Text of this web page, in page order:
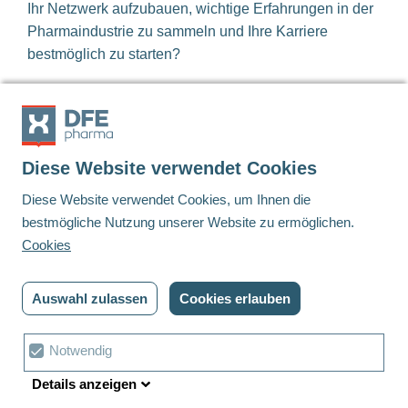
Diese Website verwendet Cookies
Diese Website verwendet Cookies, um Ihnen die
bestmögliche Nutzung unserer Website zu ermöglichen.
Cookies
Auswahl zulassen Cookies erlauben
Cookie
Auswahl
Notwendig
Details anzeigen
Ihr Netzwerk aufzubauen, wichtige Erfahrungen in der
Pharmaindustrie zu sammeln und Ihre Karriere
bestmöglich zu starten?
Prüfen Sie unsere offenen Praktika
Footer
© DFE Pharma | 2022 | Alle Rechte vorbehalten
Datenschutzbestimmungen
Bedingungen und Konditionen
Cookie Einstellungen